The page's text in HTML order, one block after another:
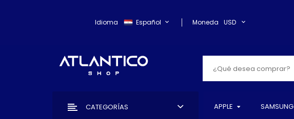
Idioma Español Moneda USD
CATEGORÍAS APPLE SAMSUNG